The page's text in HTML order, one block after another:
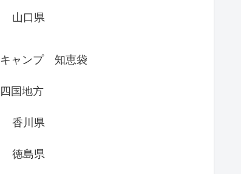
山口県
キャンプ 知恵袋
四国地方
香川県
徳島県